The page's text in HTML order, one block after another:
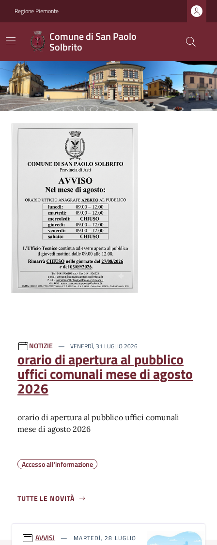
Regione Piemonte
Comune di San Paolo
Solbrito
Ultime notizie
NOTIZIE VENERDÌ, 31 LUGLIO 2026
orario di apertura al pubblico
uffici comunali mese di agosto
2026
orario di apertura al pubblico uffici comunali
mese di agosto 2026
Accesso all'informazione
TUTTE LE NOVITÀ
AVVISI
MARTEDÌ, 28 LUGLIO